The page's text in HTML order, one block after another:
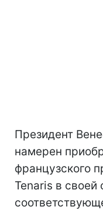
Президент
намерен
французского
Tenaris в своей